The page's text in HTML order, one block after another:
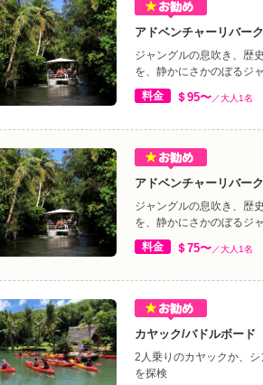
アドベンチャーリバー
ジャングルの息吹き、歴
を、静かにさかのぼるジ
料金
＄95〜／大人1名
アドベンチャーリバー
ジャングルの息吹き、歴
を、静かにさかのぼるジ
料金
＄75〜／大人1名
カヤック/バドルボー
2人乗りのカヤックか、
を探検